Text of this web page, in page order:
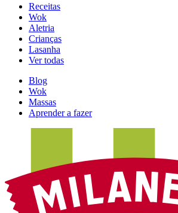
Receitas
Wok
Aletria
Crianças
Lasanha
Ver todas
Blog
Wok
Massas
Aprender a fazer